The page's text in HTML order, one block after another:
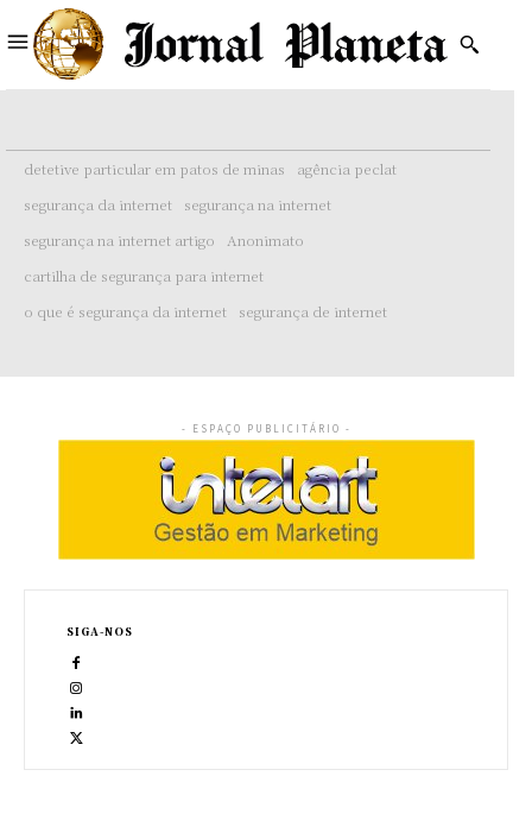
detetive particular em patos de minas
agência peclat
segurança da internet
segurança na internet
segurança na internet artigo
Anonimato
cartilha de segurança para internet
o que é segurança da internet
segurança de internet
- ESPAÇO PUBLICITÁRIO -
SIGA-NOS